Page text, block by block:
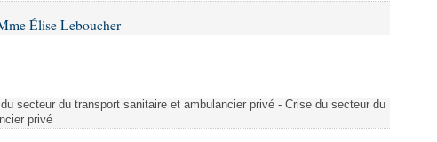
Élise Leboucher
secteur du transport sanitaire et ambulancier privé - Crise du secteur du
privé